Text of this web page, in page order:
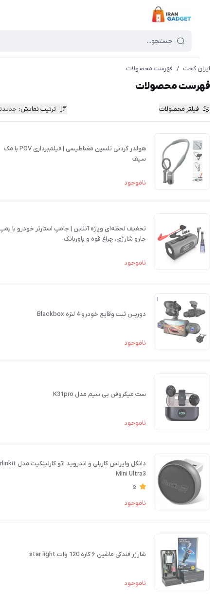
گجت / فهرست محصولات
محصولات
فیلتر محصولات ترتیب نمایش : جدیدترین
هولدر گردنی تلسین مغناطیسی | فیلم‌برداری POV با مک
سیف
ناموجود
تخفیف لحظه‌ای ویژه آنلاین | جامپ استارتر خودرو با پمپ باد،
جارو شارژی، چراغ قوه و پاوربانک
ناموجود
دوربین ثبت وقایع خودرو 4 لنزه Blackbox
ناموجود
ست میکروفن بی سیم مدل K31pro
ناموجود
دانگل وایرلس کارپلی و اندروید اتو کارلینکیت مدل Carlinkit
Mini Ultra3
ناموجود
شارژر فندکی ماشین ۶ کاره 120 وات star light
ناموجود